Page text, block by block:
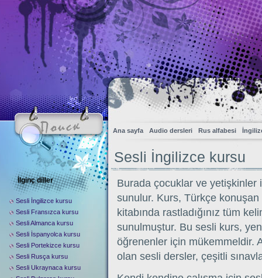
Ana sayfa Audio dersleri Rus alfabesi
Sesli İngilizce kursu
Burada çocuklar ve
sunulur. Kurs, Türkçe
kitabında rastladığınız tüm
sunulmuştur. Bu sesli kurs,
öğrenenler için mükemmeldir.
olan sesli dersler, çeşitli
İlginç diller
Sesli İngilizce kursu
Sesli Fransızca kursu
Sesli Almanca kursu
Sesli İspanyolca kursu
Sesli Portekizce kursu
Sesli Rusça kursu
Sesli Ukraynaca kursu